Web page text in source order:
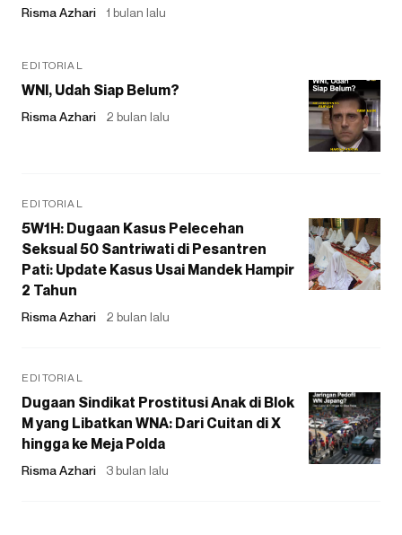
Risma Azhari 1 bulan lalu
EDITORIAL
WNI, Udah Siap Belum?
Risma Azhari 2 bulan lalu
EDITORIAL
5W1H: Dugaan Kasus Pelecehan
Seksual 50 Santriwati di Pesantren
Pati: Update Kasus Usai Mandek Hampir
2 Tahun
Risma Azhari 2 bulan lalu
EDITORIAL
Dugaan Sindikat Prostitusi Anak di Blok
M yang Libatkan WNA: Dari Cuitan di X
hingga ke Meja Polda
Risma Azhari 3 bulan lalu